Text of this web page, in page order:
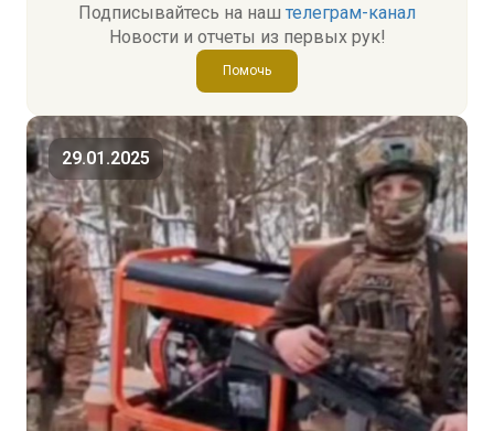
Подписывайтесь на наш телеграм-канал
Новости и отчеты из первых рук!
Помочь
29.01.2025